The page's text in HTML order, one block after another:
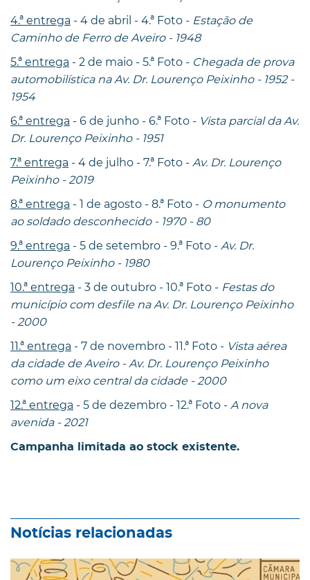
4.ª entrega - 4 de abril - 4.ª Foto - Estação de
Caminho de Ferro de Aveiro - 1948
5.ª entrega - 2 de maio - 5.ª Foto - Chegada de prova
automobilística na Av. Dr. Lourenço Peixinho - 1952 -
1954
6.ª entrega - 6 de junho - 6.ª Foto - Vista parcial da Av.
Dr. Lourenço Peixinho - 1951
7.ª entrega - 4 de julho - 7.ª Foto - Av. Dr. Lourenço
Peixinho - 2019
8.ª entrega - 1 de agosto - 8.ª Foto - O monumento
ao soldado desconhecido - 1970 - 80
9.ª entrega - 5 de setembro - 9.ª Foto - Av. Dr.
Lourenço Peixinho - 1980
10.ª entrega - 3 de outubro - 10.ª Foto - Festas do
município com desfile na Av. Dr. Lourenço Peixinho
- 2000
11.ª entrega - 7 de novembro - 11.ª Foto - Vista aérea
da cidade de Aveiro - Av. Dr. Lourenço Peixinho
como um eixo central da cidade - 2000
12.ª entrega - 5 de dezembro - 12.ª Foto - A nova
avenida - 2021
Campanha limitada ao stock existente.
Notícias relacionadas